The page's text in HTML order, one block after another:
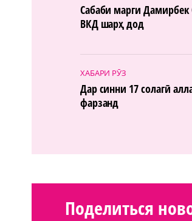
Сабаби марги
ВКД шарҳ дод
ХАБАРИ РӮЗ
Дар синни 17 солагӣ
фарзанд
Поделиться